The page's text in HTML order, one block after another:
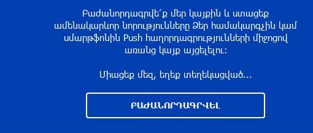
Բաժանորդագրվե՛ք մեր կայքին և ստացեք
ամենակարևոր նորությունները Ձեր համակարգչին կամ
սմարթֆոնին Push հաղորդագրությունների միջոցով
առանց կայք այցելելու։
Միացեք մեզ, եղեք տեղեկացված...
ԲԱԺԱՆՈՐԴԱԳՐՎԵԼ